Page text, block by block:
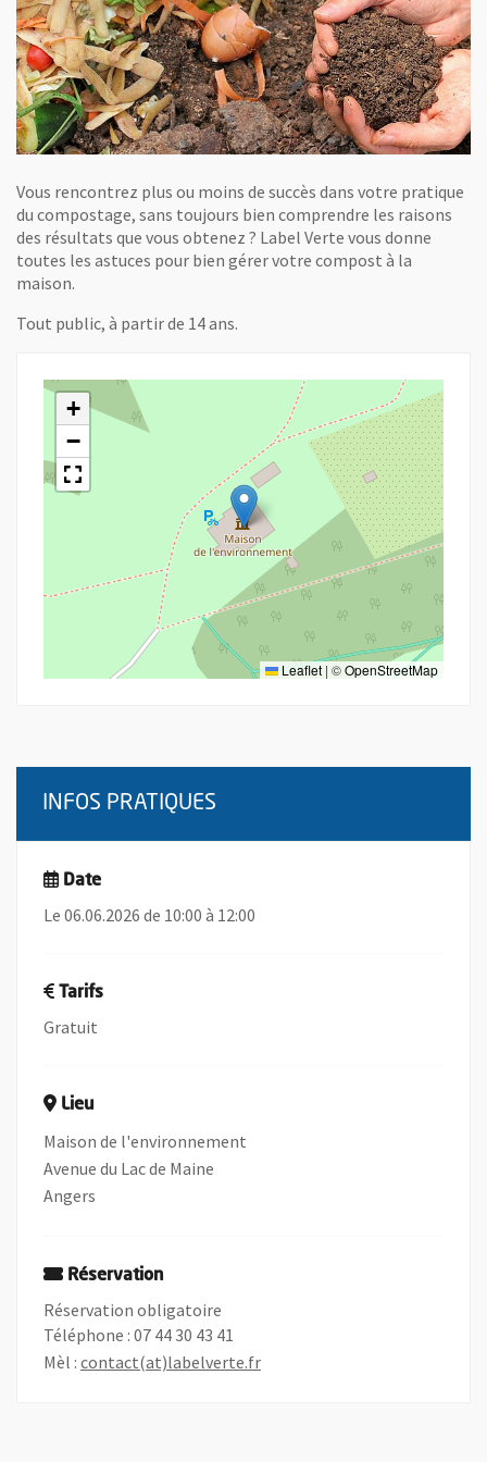
Vous rencontrez plus ou moins de succès dans votre pratique
du compostage, sans toujours bien comprendre les raisons
des résultats que vous obtenez ? Label Verte vous donne
toutes les astuces pour bien gérer votre compost à la
maison.
Tout public, à partir de 14 ans.
+
−
Leaflet | ©OpenStreetMap
INFOS PRATIQUES
Date
Le 06.06.2026 de 10:00 à 12:00
Tarifs
Gratuit
Lieu
Maison de l'environnement
Avenue du Lac de Maine
Angers
Réservation
Réservation obligatoire
Téléphone : 07 44 30 43 41
Mèl : contact(at)labelverte.fr, Ouvre une nouvelle fenêtre
, Ouvre une nouvelle fenêtre